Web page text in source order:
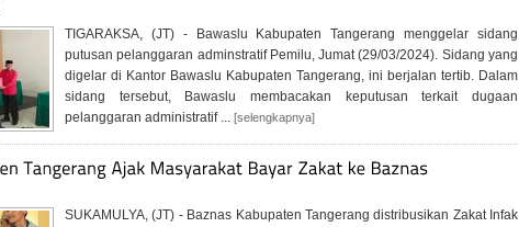
TIGARAKSA, (JT) - Bawaslu Kabupaten Tangerang menggelar sidang
putusan pelanggaran adminstratif Pemilu, Jumat (29/03/2024). Sidang yang
digelar di Kantor Bawaslu Kabupaten Tangerang, ini berjalan tertib. Dalam
sidang tersebut, Bawaslu membacakan keputusan terkait dugaan
pelanggaran administratif ... [selengkapnya]
SUKAMULYA, (JT) - Baznas Kabupaten Tangerang distribusikan Zakat Infak